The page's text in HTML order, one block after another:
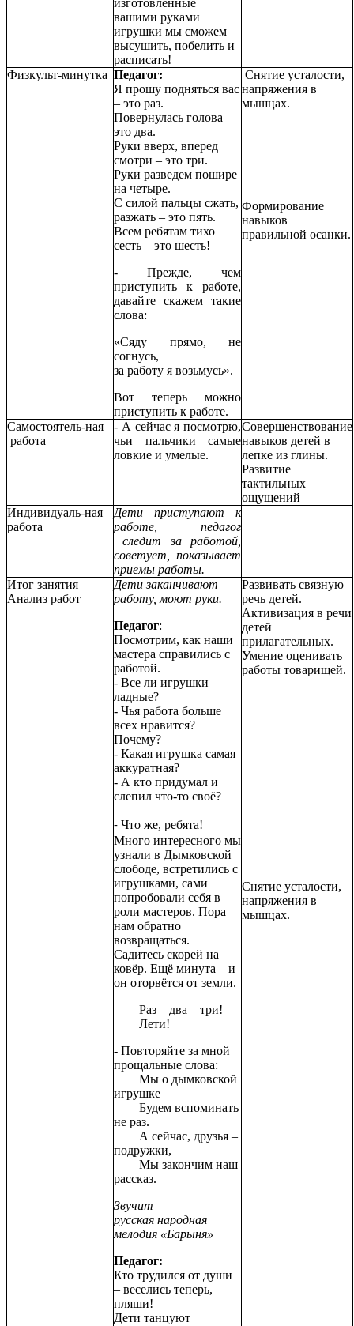
изготовленные
вашими руками
игрушки мы сможем
высушить, побелить и
расписать!
Физкульт-минутка Педагог:
Я прошу подняться вас
– это раз.
Повернулась голова –
это два.
Руки вверх, вперед
смотри – это три.
Руки разведем пошире
на четыре.
С силой пальцы сжать,
разжать – это пять.
Всем ребятам тихо
сесть – это шесть!
- Прежде, чем
приступить к работе,
давайте скажем такие
слова:
«Сяду прямо, не
согнусь,
за работу я возьмусь».
Вот теперь можно
приступить к работе.
Снятие усталости,
напряжения в
мышцах.
Формирование
навыков
правильной осанки.
Самостоятель-ная
работа
- А сейчас я посмотрю,
чьи пальчики самые
ловкие и умелые.
Совершенствование
навыков детей в
лепке из глины.
Развитие
тактильных
ощущений
Индивидуаль-ная
работа
Дети приступают к
работе, педагог
следит за работой,
советует, показывает
приемы работы.
Итог занятия
Анализ работ
Дети заканчивают
работу, моют руки.
Педагог:
Посмотрим, как наши
мастера справились с
работой.
- Все ли игрушки
ладные?
- Чья работа больше
всех нравится?
Почему?
- Какая игрушка самая
аккуратная?
- А кто придумал и
слепил что-то своё?
- Что же, ребята!
Много интересного мы
узнали в Дымковской
слободе, встретились с
игрушками, сами
попробовали себя в
роли мастеров. Пора
нам обратно
возвращаться.
Садитесь скорей на
ковёр. Ещё минута – и
он оторвётся от земли.
Раз – два – три!
Лети!
- Повторяйте за мной
прощальные слова:
Мы о дымковской
игрушке
Будем вспоминать
не раз.
А сейчас, друзья –
подружки,
Мы закончим наш
рассказ.
Звучит
русская народная
мелодия «Барыня»
Педагог:
Кто трудился от души
– веселись теперь,
пляши!
Дети танцуют
Развивать связную
речь детей.
Активизация в речи
детей
прилагательных.
Умение оценивать
работы товарищей.
Снятие усталости,
напряжения в
мышцах.